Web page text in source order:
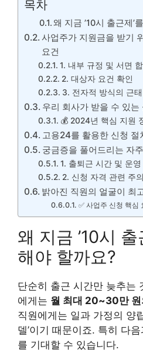
목차
왜 지금 ’10시 출근제’
사업주가 지원금을 받기
요건
1. 내부 규정 및 서면
2. 대상자 요건 확인
3. 전자적 방식의 근
우리 회사가 받을 수 있는
💰 2024년 핵심 지원
고용24를 활용한 신청
궁금증을 풀어드리는 자
1. 출퇴근 시간 및 운영
2. 신청 자격 관련 주
밝아진 직원의 얼굴이 최
✅ 사업주 신청 핵심
왜 지금 ’10시 출
해야 할까요?
단순히 출근 시간만 늦추는
에게는 월 최대 20~30만 원
직원에게는 일과 가정의 양
델’이기 때문이죠. 특히 다
를 기대할 수 있습니다.